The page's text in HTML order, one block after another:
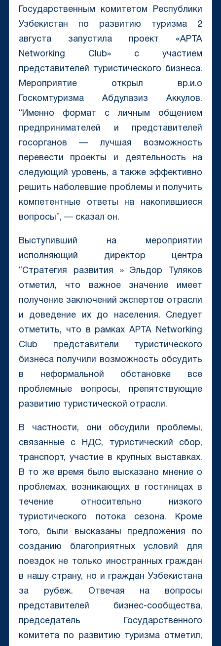
Государственным комитетом Республики
Узбекистан по развитию туризма 2
августа запустила проект «APTA
Networking Club» с участием
представителей туристического бизнеса.
Мероприятие открыл вр.и.о
Госкомтуризма Абдулазиз Аккулов.
“Именно формат c личным общением
предпринимателей и представителей
госорганов — лучшая возможность
перевести проекты и деятельность на
следующий уровень, а также эффективно
решить наболевшие проблемы и получить
компетентные ответы на накопившиеся
вопросы”, — сказал он.
Выступивший на мероприятии
исполняющий директор центра
“Стратегия развития » Эльдор Туляков
отметил, что важное значение имеет
получение заключений экспертов отрасли
и доведение их до населения. Следует
отметить, что в рамках APTA Networking
Club представители туристического
бизнеса получили возможность обсудить
в неформальной обстановке все
проблемные вопросы, препятствующие
развитию туристической отрасли.
В частности, они обсудили проблемы,
связанные с НДС, туристический сбор,
транспорт, участие в крупных выставках.
В то же время было высказано мнение о
проблемах, возникающих в гостиницах в
течение относительно низкого
туристического потока сезона. Кроме
того, были высказаны предложения по
созданию благоприятных условий для
поездок не только иностранных граждан
в нашу страну, но и граждан Узбекистана
за рубеж. Отвечая на вопросы
представителей бизнес-сообщества,
председатель Государственного
комитета по развитию туризма отметил,